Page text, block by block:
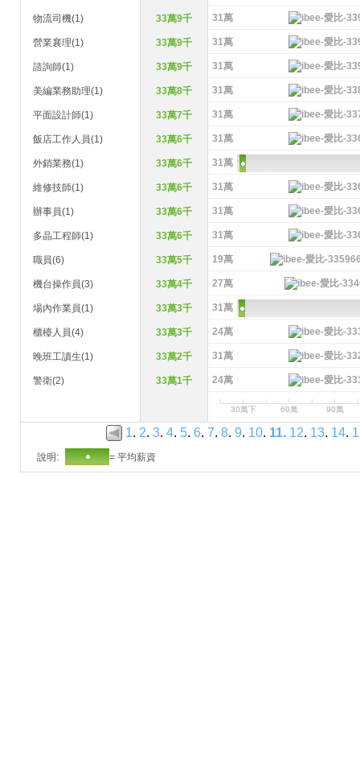
物流司機(1) 33萬9千 31萬
營業襄理(1) 33萬9千 31萬
諮詢師(1) 33萬9千 31萬
美編業務助理(1) 33萬8千 31萬
平面設計師(1) 33萬7千 31萬
飯店工作人員(1) 33萬6千 31萬
外銷業務(1) 33萬6千 31萬
維修技師(1) 33萬6千 31萬
辦事員(1) 33萬6千 31萬
多晶工程師(1) 33萬6千 31萬
職員(6) 33萬5千 19萬
機台操作員(3) 33萬4千 27萬
場內作業員(1) 33萬3千 31萬
櫃檯人員(4) 33萬3千 24萬
晚班工讀生(1) 33萬2千 31萬
警衛(2) 33萬1千 24萬
30萬下 60萬 90萬
1. 2. 3. 4. 5. 6. 7. 8. 9. 10. 11. 12. 13. 14.
說明: = 平均薪資